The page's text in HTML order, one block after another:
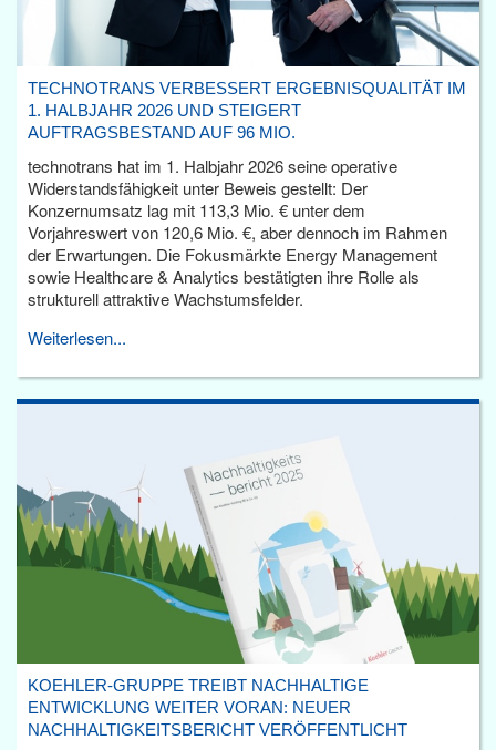
TECHNOTRANS VERBESSERT ERGEBNISQUALITÄT IM
1. HALBJAHR 2026 UND STEIGERT
AUFTRAGSBESTAND AUF 96 MIO.
technotrans hat im 1. Halbjahr 2026 seine operative
Widerstandsfähigkeit unter Beweis gestellt: Der
Konzernumsatz lag mit 113,3 Mio. € unter dem
Vorjahreswert von 120,6 Mio. €, aber dennoch im Rahmen
der Erwartungen. Die Fokusmärkte Energy Management
sowie Healthcare & Analytics bestätigten ihre Rolle als
strukturell attraktive Wachstumsfelder.
Weiterlesen...
KOEHLER-GRUPPE TREIBT NACHHALTIGE
ENTWICKLUNG WEITER VORAN: NEUER
NACHHALTIGKEITSBERICHT VERÖFFENTLICHT